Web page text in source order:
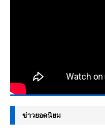
ข่าวยอดนิยม